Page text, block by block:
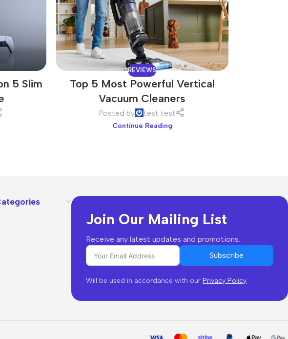
5 Slim
REVIEWS
Top 5 Most Powerful Vertical
Vacuum Cleaners
Posted by test test
Continue Reading
Join Our Mailing List
Receive any latest updates and promotions.
Subscribe
Will be used in accordance with ourPrivacy Policy